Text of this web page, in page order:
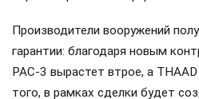
Производители вооружений
гарантии: благодаря новым
PAC-3 вырастет втрое, а
того, в рамках сделки будет